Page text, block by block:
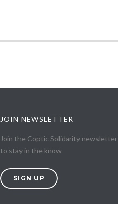
JOIN NEWSLETTER
Join the Coptic Solidarity newsletter
to stay in the know
SIGN UP